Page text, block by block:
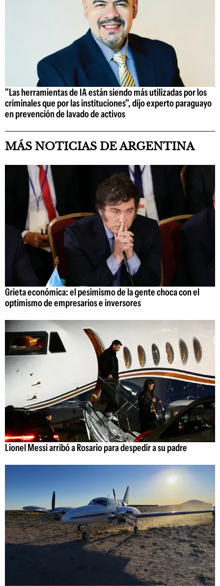
"Las herramientas de IA están siendo más utilizadas por los
criminales que por las instituciones", dijo experto paraguayo
en prevención de lavado de activos
MÁS NOTICIAS DE ARGENTINA
Grieta económica: el pesimismo de la gente choca con el
optimismo de empresarios e inversores
Lionel Messi arribó a Rosario para despedir a su padre